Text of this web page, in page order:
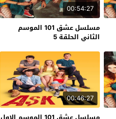
00:54:27
مسلسل عشق 101 الموسم
الثاني الحلقة 5
00:46:27